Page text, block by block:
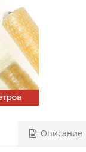
Описание